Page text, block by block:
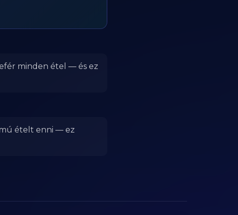
minden étel — és ez
ételt enni — ez